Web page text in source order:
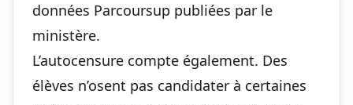
données Parcoursup publiées par le
ministère.
L’autocensure compte également. Des
élèves n’osent pas candidater à certaines